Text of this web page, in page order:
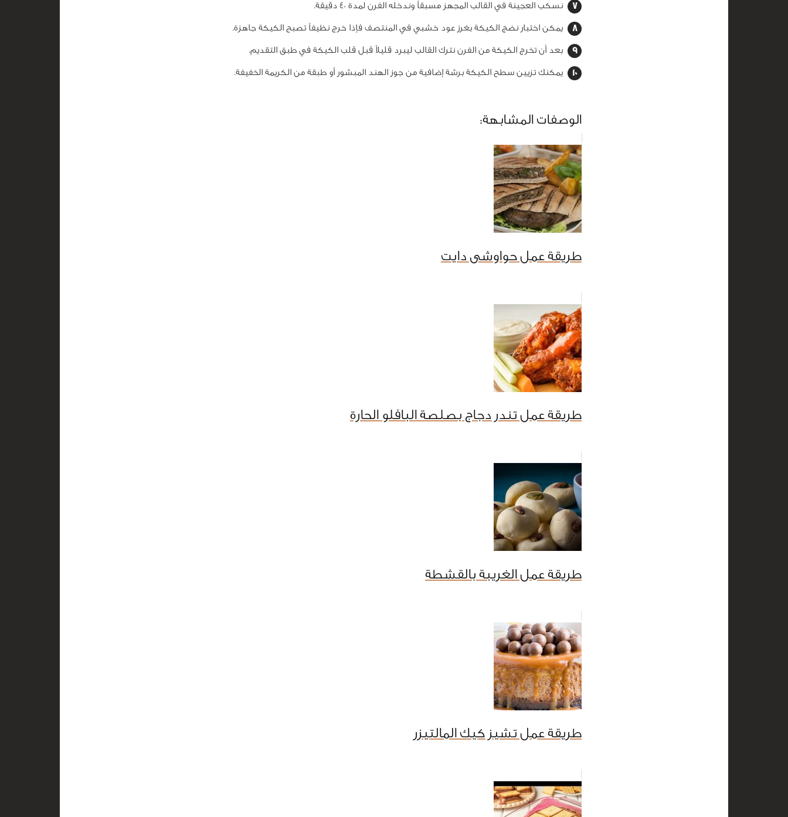
نسكب العجينة في القالب المجهز مسبقاً وندخله الفرن لمدة 40 دقيقة.
يمكن اختبار نضج الكيكة بغرز عود خشبي في المنتصف فإذا خرج نظيفاً تصبح الكيكة جاهزة.
بعد أن تخرج الكيكة من الفرن نترك القالب ليبرد قليلاً قبل قلب الكيكة في طبق التقديم.
يمكنك تزيين سطح الكيكة برشة إضافية من جوز الهند المبشور أو طبقة من الكريمة الخفيفة.
الوصفات المشابهة:
طريقة عمل حواوشى دايت
طريقة عمل تندر دجاج بصلصة البافلو الحارة
طريقة عمل الغريبة بالقشطة
طريقة عمل تشيز كيك المالتيزر